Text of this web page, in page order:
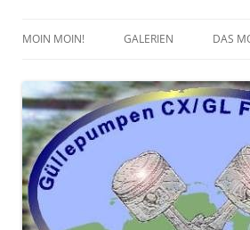
MOIN MOIN! GALERIEN
2025
2024
2023
2022
DAS